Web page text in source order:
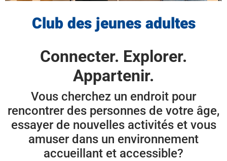
Club des jeunes adultes
Connecter. Explorer.
Appartenir.
Vous cherchez un endroit pour
rencontrer des personnes de votre âge,
essayer de nouvelles activités et vous
amuser dans un environnement
accueillant et accessible?